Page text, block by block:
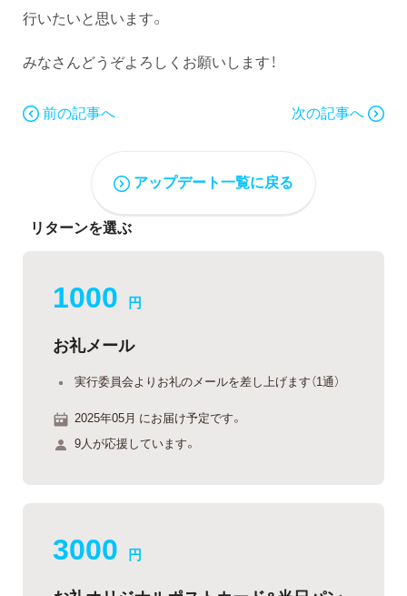
行いたいと思います。
みなさんどうぞよろしくお願いします！
前の記事へ 次の記事へ
アップデート一覧に戻る
リターンを選ぶ
1000 円
お礼メール
実行委員会よりお礼のメールを差し上げます（1通）
2025年05月 にお届け予定です。
9人が応援しています。
3000 円